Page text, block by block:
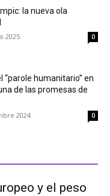
la nueva ola
2025 0
“parole humanitario” en
de las promesas de
2024 0
y el peso